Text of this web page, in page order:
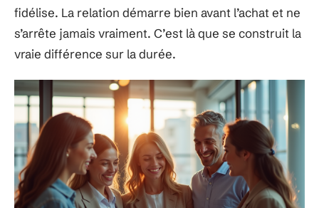
fidélise. La relation démarre bien avant l’achat et ne
s’arrête jamais vraiment. C’est là que se construit la
vraie différence sur la durée.